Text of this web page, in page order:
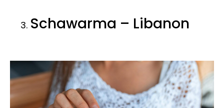
Schawarma – Libanon